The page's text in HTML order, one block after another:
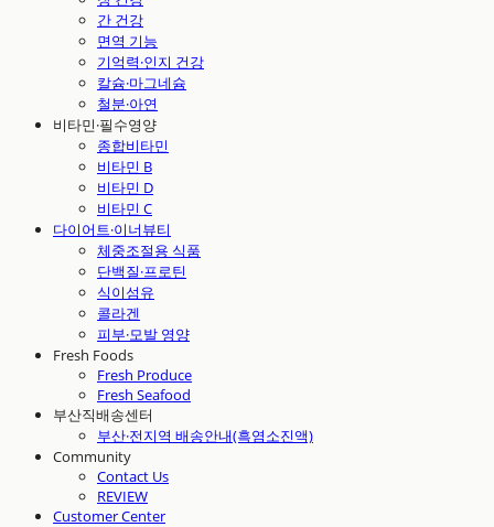
간 건강
면역 기능
기억력·인지 건강
칼슘·마그네슘
철분·아연
비타민·필수영양
종합비타민
비타민 B
비타민 D
비타민 C
다이어트·이너뷰티
체중조절용 식품
단백질·프로틴
식이섬유
콜라겐
피부·모발 영양
Fresh Foods
Fresh Produce
Fresh Seafood
부산직배송센터
부산·전지역 배송안내(흑염소진액)
Community
Contact Us
REVIEW
Customer Center